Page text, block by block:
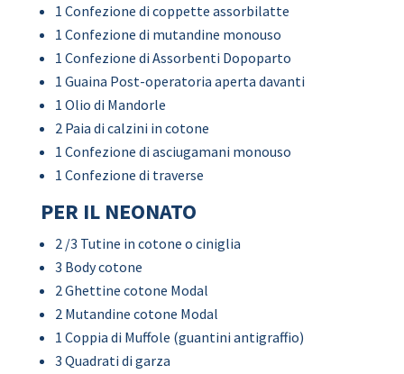
1 Confezione di coppette assorbilatte
1 Confezione di mutandine monouso
1 Confezione di Assorbenti Dopoparto
1 Guaina Post-operatoria aperta davanti
1 Olio di Mandorle
2 Paia di calzini in cotone
1 Confezione di asciugamani monouso
1 Confezione di traverse
PER IL NEONATO
2 /3 Tutine in cotone o ciniglia
3 Body cotone
2 Ghettine cotone Modal
2 Mutandine cotone Modal
1 Coppia di Muffole (guantini antigraffio)
3 Quadrati di garza